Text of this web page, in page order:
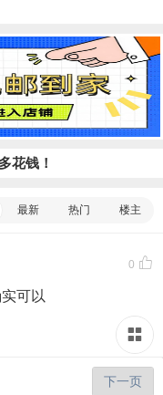
花钱！
最新 热门 楼主
0
可以
下一页